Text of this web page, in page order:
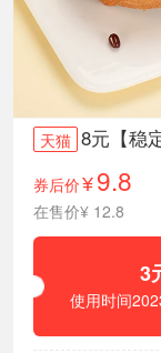
天猫 8元【稳
券后价¥ 9.8
在售价¥ 12.8
3
使用时间